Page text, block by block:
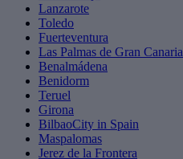
Lanzarote
Toledo
Fuerteventura
Las Palmas de Gran Canaria
Benalmádena
Benidorm
Teruel
Girona
BilbaoCity in Spain
Maspalomas
Jerez de la Frontera